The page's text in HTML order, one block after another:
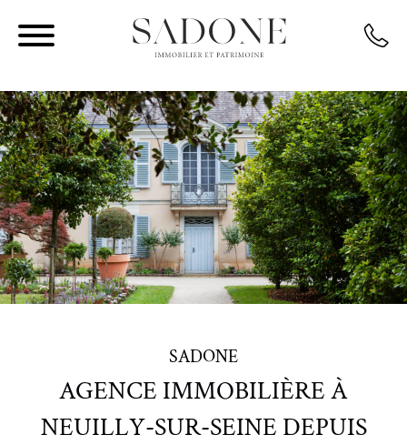
SADONE
AGENCE IMMOBILIÈRE À
NEUILLY-SUR-SEINE DEPUIS